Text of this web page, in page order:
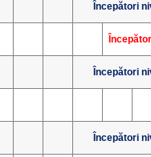
Începători
Începători
Începători